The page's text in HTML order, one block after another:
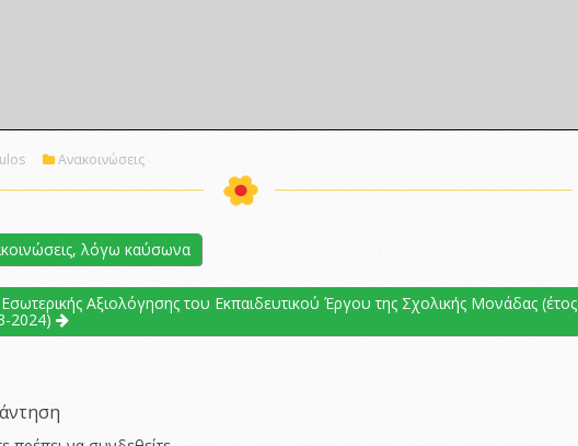
Ανακοινώσεις
λόγω καύσωνα
Αξιολόγησης του Εκπαιδευτικού Έργου της Σχολικής Μονάδας (έτος
2024)